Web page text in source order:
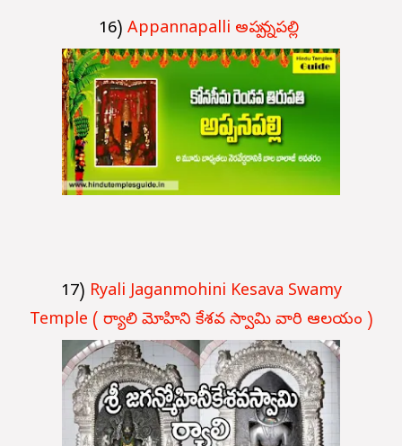
16) Appannapalli అప్పన్నపల్లి
17) Ryali Jaganmohini Kesava Swamy
Temple ( ర్యాలి మోహిని కేశవ స్వామి వారి ఆలయం )